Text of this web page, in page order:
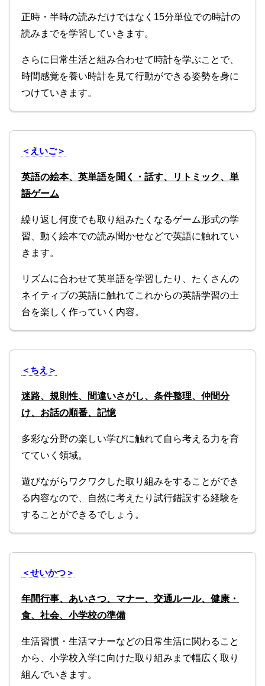
正時・半時の読みだけではなく15分単位での時計の
読みまでを学習していきます。
さらに日常生活と組み合わせて時計を学ぶことで、
時間感覚を養い時計を見て行動ができる姿勢を身に
つけていきます。
＜えいご＞
英語の絵本、英単語を聞く・話す、リトミック、単
語ゲーム
繰り返し何度でも取り組みたくなるゲーム形式の学
習、動く絵本での読み聞かせなどで英語に触れてい
きます。
リズムに合わせて英単語を学習したり、たくさんの
ネイティブの英語に触れてこれからの英語学習の土
台を楽しく作っていく内容。
＜ちえ＞
迷路、規則性、間違いさがし、条件整理、仲間分
け、お話の順番、記憶
多彩な分野の楽しい学びに触れて自ら考える力を育
てていく領域。
遊びながらワクワクした取り組みをすることができ
る内容なので、自然に考えたり試行錯誤する経験を
することができるでしょう。
＜せいかつ＞
年間行事、あいさつ、マナー、交通ルール、健康・
食、社会、小学校の準備
生活習慣・生活マナーなどの日常生活に関わること
から、小学校入学に向けた取り組みまで幅広く取り
組んでいきます。